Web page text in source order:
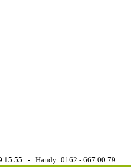
15 55 - Handy: 0162 - 667 00 79